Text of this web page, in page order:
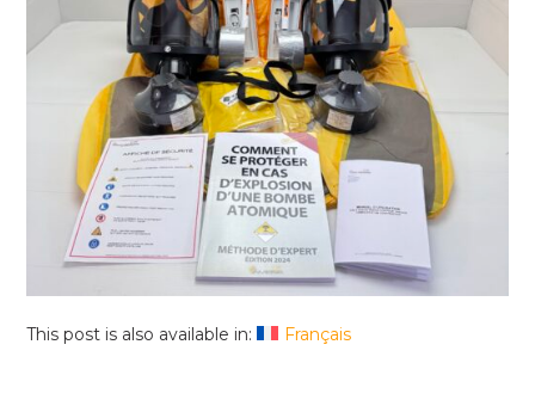
This post is also available in: Français